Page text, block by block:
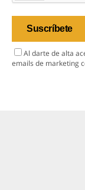
Al darte de alta
emails de marketing